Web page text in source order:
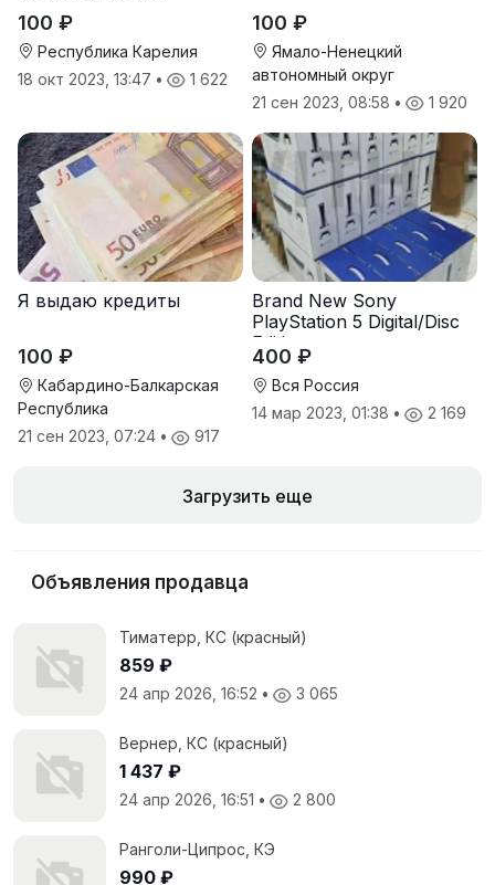
100 ₽
Республика Карелия
18 окт 2023, 13:47 • 1 622
100 ₽
Ямало-Ненецкий
автономный округ
21 сен 2023, 08:58 • 1 920
Я выдаю кредиты
100 ₽
Кабардино-Балкарская
Республика
21 сен 2023, 07:24 • 917
Brand New Sony
PlayStation 5 Digital/Disc
Edition
400 ₽
Вся Россия
14 мар 2023, 01:38 • 2 169
Загрузить еще
Объявления продавца
Тиматерр, КС (красный)
859 ₽
24 апр 2026, 16:52 • 3 065
Вернер, КС (красный)
1 437 ₽
24 апр 2026, 16:51 • 2 800
Ранголи-Ципрос, КЭ
990 ₽